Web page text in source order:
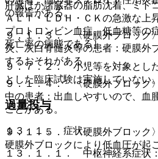
肝臓ほか諸臓器の脂肪沈着、ミト
ＡＬＴ・ＬＤＨ・ＣＫの急激な上
プロトロンビン血症、低血糖等の
死亡率の病態である］。
９．７．２． 小児等を対象とし
とした臨床試験は実施していない。
過量投与
１３．１． 症状
１３．１．１． 中枢神経系症状
の報告がある。
９．１．３． 〈硬膜外ブロック
炎、灰白脊髄炎等の患者：硬膜外
するおそれがある。
９．１．４． 〈硬膜外ブロック
中の患者：出血しやすいので、血
ことがある。
９．１．５． 〈硬膜外ブロック
硬膜外ブロックにより低血圧が起